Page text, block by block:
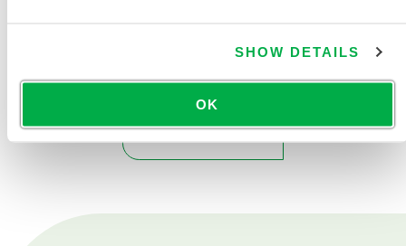
SHOW DETAILS
OK
CONTÁCTENOS